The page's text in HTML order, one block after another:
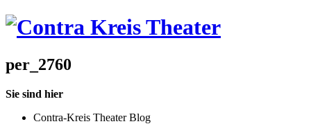
per_2760
Sie sind hier
Contra-Kreis Theater Blog